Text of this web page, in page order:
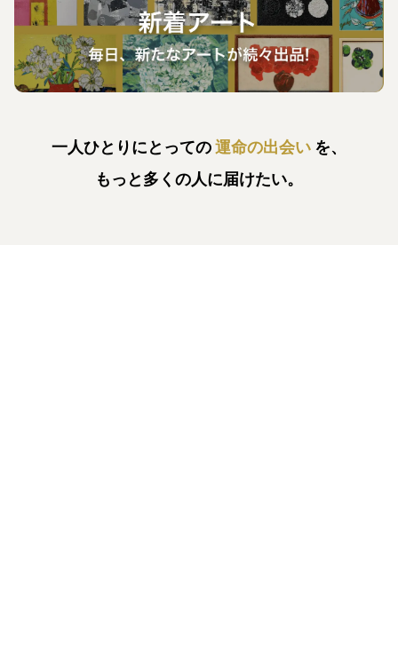
一人ひとりにとっての運命の出会い を、
もっと多くの人に届けたい。